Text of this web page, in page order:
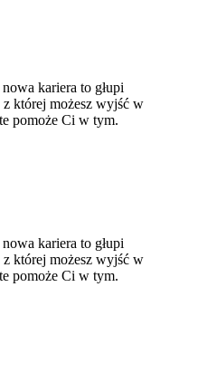
kariera to głupi
z której możesz wyjść w
pomoże Ci w tym.
kariera to głupi
z której możesz wyjść w
pomoże Ci w tym.